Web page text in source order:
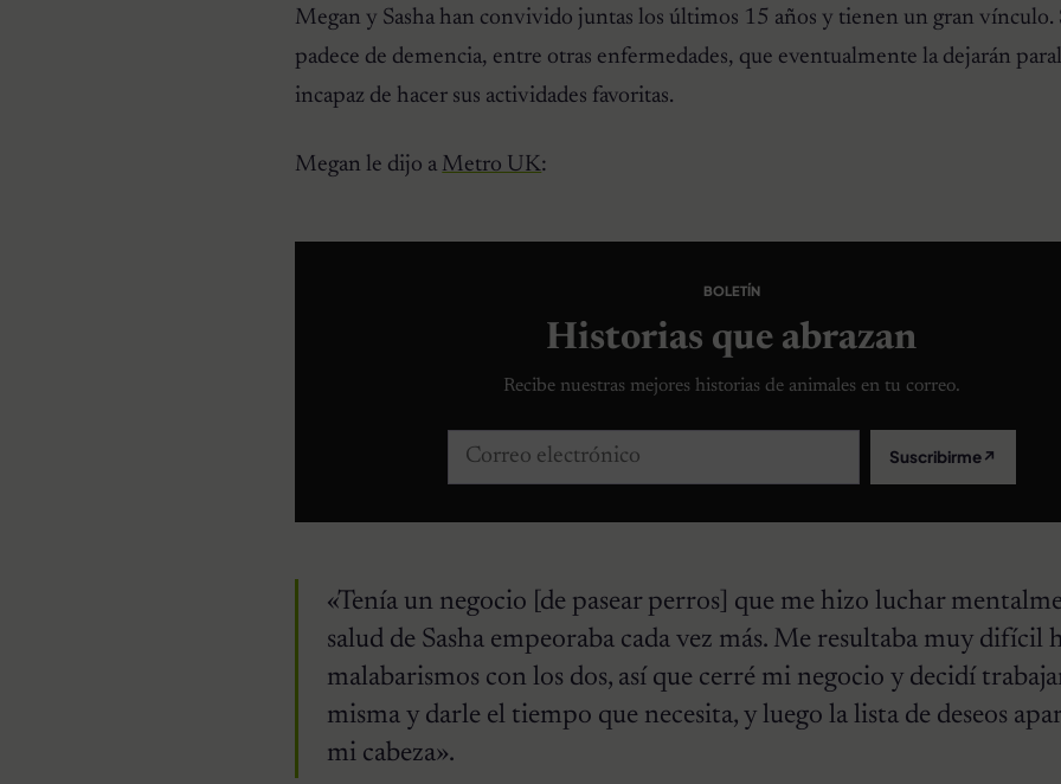
Megan y Sasha han convivido juntas los últimos 15 años y tienen un gran vínculo.
padece de demencia, entre otras enfermedades, que eventualmente la dejarán
incapaz de hacer sus actividades favoritas.
Megan le dijo a Metro UK:
BOLETÍN
Historias que abrazan
Recibe nuestras mejores historias de animales en tu correo.
Correo electrónico Suscribirme↗
«Tenía un negocio [de pasear perros] que me hizo luchar
salud de Sasha empeoraba cada vez más. Me resultaba muy difícil
malabarismos con los dos, así que cerré mi negocio y decidí
misma y darle el tiempo que necesita, y luego la lista de deseos
mi cabeza».